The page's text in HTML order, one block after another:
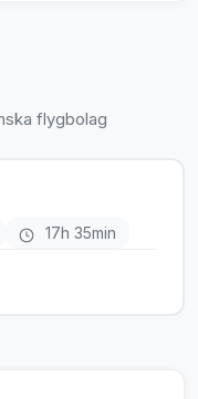
flygbolag
17h 35min